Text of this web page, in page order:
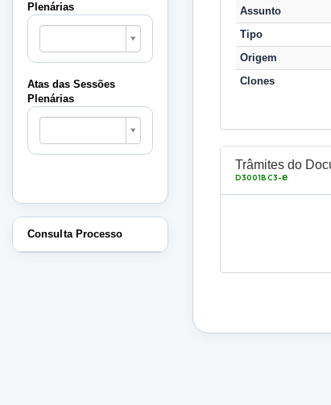
Plenárias
Pautas
Sessões
Plenárias
Atas das Sessões
Plenárias
Atas
Sessões
Plenárias
Consulta Processo
Assunto
Tipo
Origem
Clones
Trâmites do
D3001BC3-e